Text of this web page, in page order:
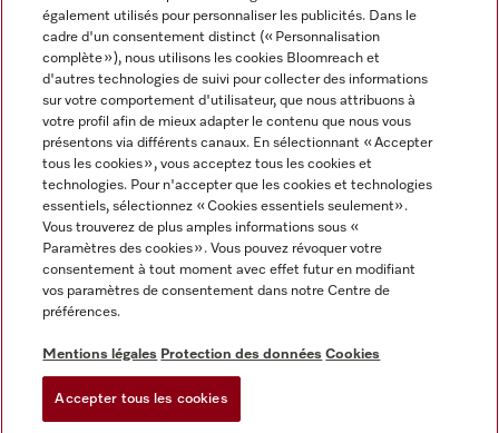
Informations légales
CGV
Conditions d’utilisation
Déclaration d'accessibilité
Digital Services Act
Miele sur Instagram
Miele sur Youtube
également utilisés pour personnaliser les publicités. Dans le
cadre d'un consentement distinct (« Personnalisation
complète »), nous utilisons les cookies Bloomreach et
d'autres technologies de suivi pour collecter des informations
sur votre comportement d'utilisateur, que nous attribuons à
votre profil afin de mieux adapter le contenu que nous vous
présentons via différents canaux. En sélectionnant « Accepter
tous les cookies », vous acceptez tous les cookies et
technologies. Pour n'accepter que les cookies et technologies
essentiels, sélectionnez « Cookies essentiels seulement».
Vous trouverez de plus amples informations sous «
Paramètres des cookies ». Vous pouvez révoquer votre
consentement à tout moment avec effet futur en modifiant
vos paramètres de consentement dans notre Centre de
préférences.
Mentions légales Protection des données Cookies
Accepter tous les cookies